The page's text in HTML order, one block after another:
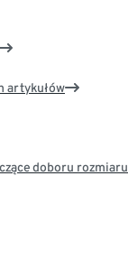
artykułów
doboru rozmiaru